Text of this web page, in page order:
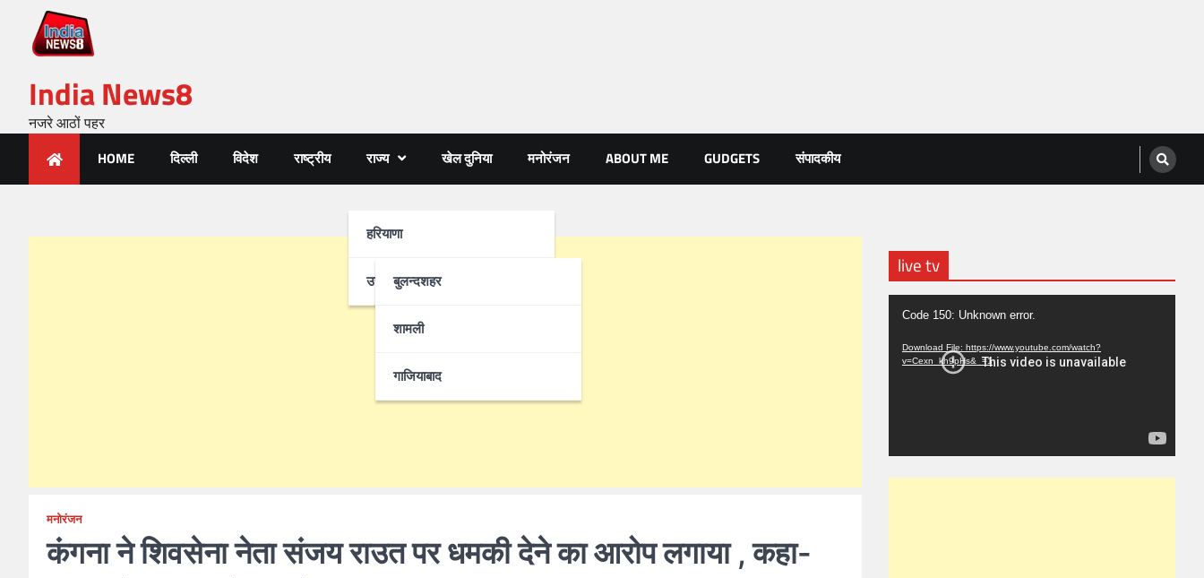
India News8
नजरे आठों पहर
HOME दिल्ली विदेश राष्ट्रीय राज्य
हरियाणा
उत्तर-प्रदेश
बुलन्दशहर
शामली
गाजियाबाद
खेल दुनिया मनोरंजन ABOUT ME GUDGETS संपादकीय
मनोरंजन
कंगना ने शिवसेना नेता संजय राउत पर धमकी देने का आरोप लगाया , कहा-
live tv
Video
Player
Code 150: Unknown error.
Download File: https://www.youtube.com/watch?
v=Cexn_kh9pHs&_=1